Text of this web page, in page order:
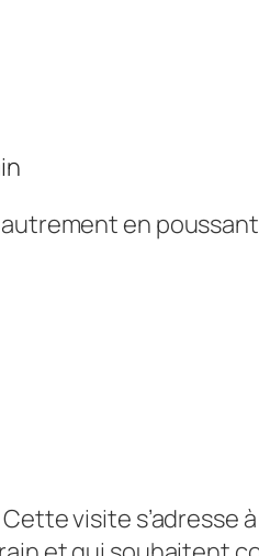
en
Cette visite s’adresse